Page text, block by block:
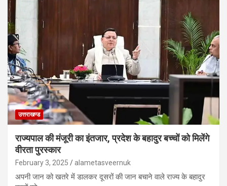
उत्तराखण्ड
राज्यपाल की मंजूरी का इंतजार, प्रदेश के बहादुर बच्चों को मिलेंगे
वीरता पुरस्कार
February 3, 2025 alametasveernuk
अपनी जान को खतरे में डालकर दूसरों की जान बचाने वाले राज्य के बहादुर